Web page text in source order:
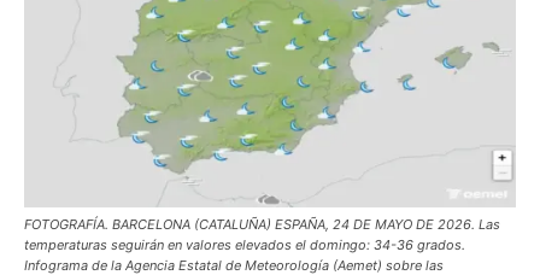
FOTOGRAFÍA. BARCELONA (CATALUÑA) ESPAÑA, 24 DE MAYO DE 2026. Las
temperaturas seguirán en valores elevados el domingo: 34-36 grados.
Infograma de la Agencia Estatal de Meteorología (Aemet) sobre las